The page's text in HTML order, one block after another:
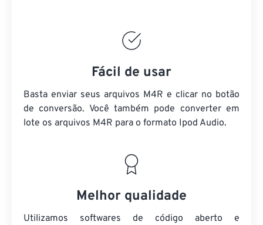
Fácil de usar
Basta enviar seus arquivos M4R e clicar no botão
de conversão. Você também pode converter em
lote os arquivos M4R para o formato Ipod Audio.
Melhor qualidade
Utilizamos softwares de código aberto e